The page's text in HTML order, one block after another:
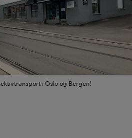
i Oslo og Bergen!